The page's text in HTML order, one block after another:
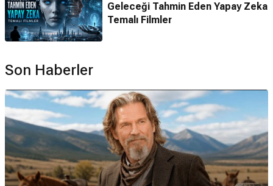
Geleceği Tahmin Eden Yapay Zeka
Temalı Filmler
Son Haberler